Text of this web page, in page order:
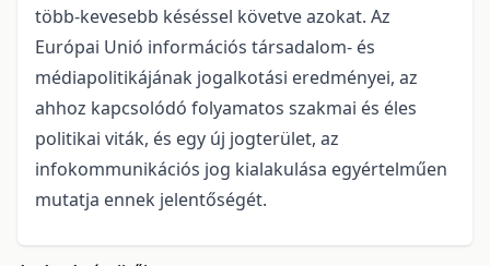
több-kevesebb késéssel követve azokat. Az
Európai Unió információs társadalom- és
médiapolitikájának jogalkotási eredményei, az
ahhoz kapcsolódó folyamatos szakmai és éles
politikai viták, és egy új jogterület, az
infokommunikációs jog kialakulása egyértelműen
mutatja ennek jelentőségét.